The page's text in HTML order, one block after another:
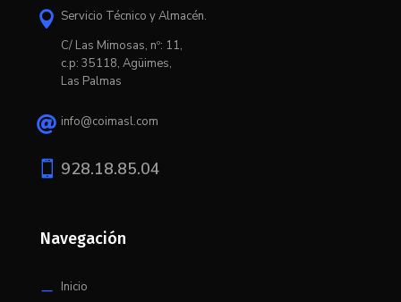
 Servicio Técnico y Almacén.
C/ Las Mimosas, nº: 11,
c.p: 35118, Agüimes,
Las Palmas
 info@coimasl.com
 928.18.85.04
Navegación
K Inicio